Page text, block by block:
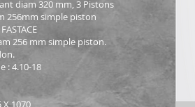
diam 320 mm, 3 Pistons
256mm simple piston
256 mm simple piston.
: 4.10-18
X 1070